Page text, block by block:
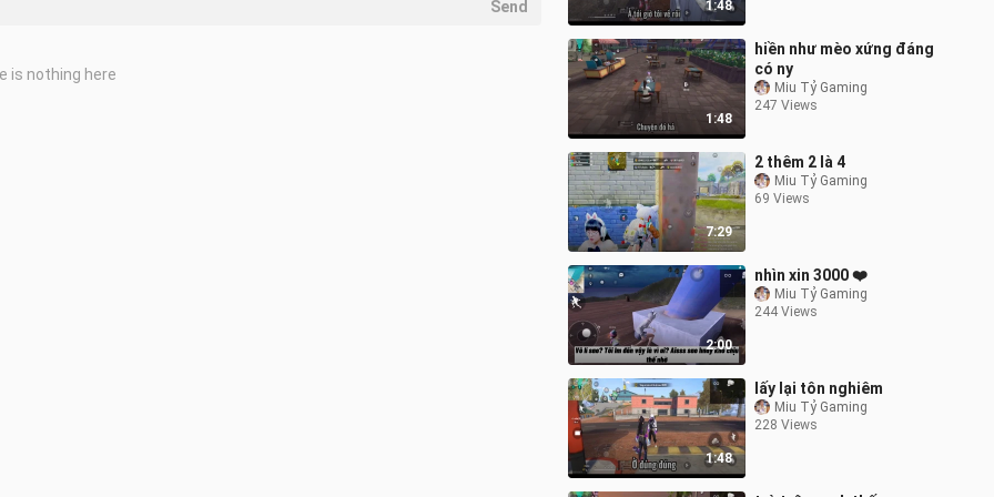
1:48
1:48
hiền như mèo xứng đáng
có ny
Miu Tỷ Gaming
247 Views
7:29
2 thêm 2 là 4
Miu Tỷ Gaming
69 Views
2:00
nhìn xin 3000 ❤️
Miu Tỷ Gaming
244 Views
1:48
lấy lại tôn nghiêm
Miu Tỷ Gaming
228 Views
Send
is nothing here